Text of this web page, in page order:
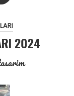
2024